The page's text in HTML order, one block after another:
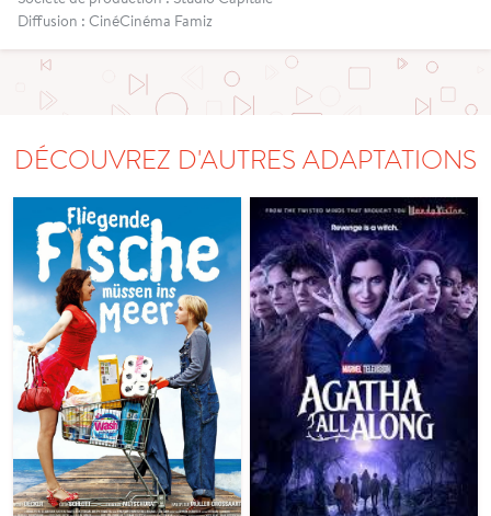
Diffusion : CinéCinéma Famiz
DÉCOUVREZ D'AUTRES ADAPTATIONS